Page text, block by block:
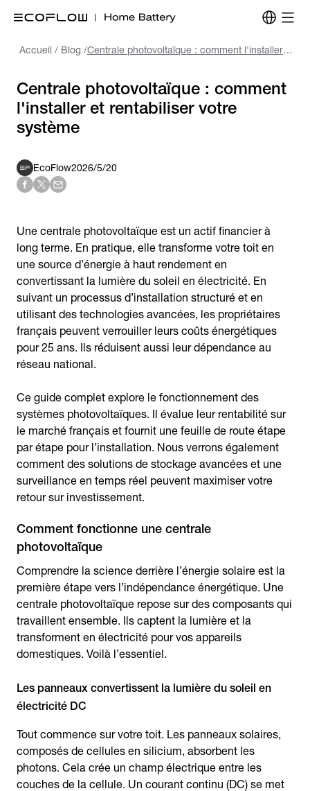
Accueil / Blog / Centrale photovoltaïque : comment l'installer et rentabiliser votre système
Centrale photovoltaïque : comment
l'installer et rentabiliser votre
système
EcoFlow2026/5/20
Une centrale photovoltaïque est un actif financier à
long terme. En pratique, elle transforme votre toit en
une source d’énergie à haut rendement en
convertissant la lumière du soleil en électricité. En
suivant un processus d’installation structuré et en
utilisant des technologies avancées, les propriétaires
français peuvent verrouiller leurs coûts énergétiques
pour 25 ans. Ils réduisent aussi leur dépendance au
réseau national.
Ce guide complet explore le fonctionnement des
systèmes photovoltaïques. Il évalue leur rentabilité sur
le marché français et fournit une feuille de route étape
par étape pour l’installation. Nous verrons également
comment des solutions de stockage avancées et une
surveillance en temps réel peuvent maximiser votre
retour sur investissement.
Comment fonctionne une centrale
photovoltaïque
Comprendre la science derrière l’énergie solaire est la
première étape vers l’indépendance énergétique. Une
centrale photovoltaïque repose sur des composants qui
travaillent ensemble. Ils captent la lumière et la
transforment en électricité pour vos appareils
domestiques. Voilà l’essentiel.
Les panneaux convertissent la lumière du soleil en
électricité DC
Tout commence sur votre toit. Les panneaux solaires,
composés de cellules en silicium, absorbent les
photons. Cela crée un champ électrique entre les
couches de la cellule. Un courant continu (DC) se met